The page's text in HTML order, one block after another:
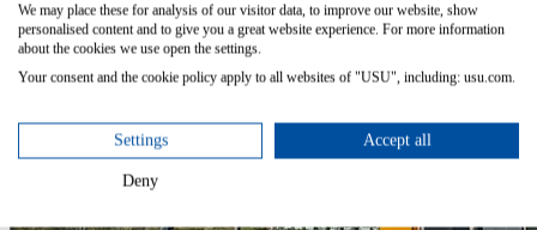
We may place these for analysis of our visitor data, to improve our website, show
personalised content and to give you a great website experience. For more information
about the cookies we use open the settings.
Your consent and the cookie policy apply to all websites of "USU", including: usu.com.
Settings Accept all
Deny